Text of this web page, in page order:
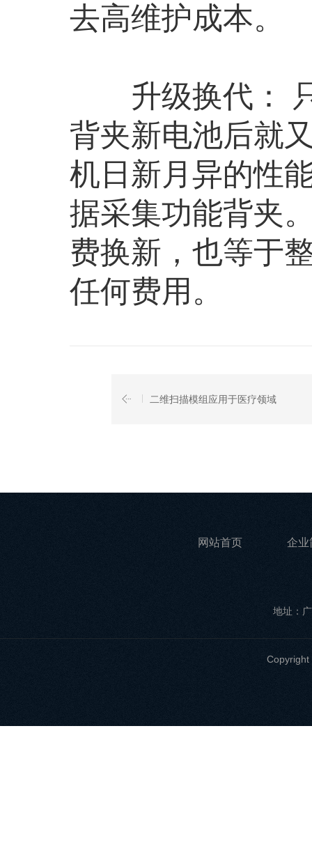
去高维护成本。
升级换代： 只
背夹新电池后就
机日新月异的性
据采集功能背夹
费换新，也等于
任何费用。
二维扫描模组应用于医疗领域
网站首页 企业
地址：